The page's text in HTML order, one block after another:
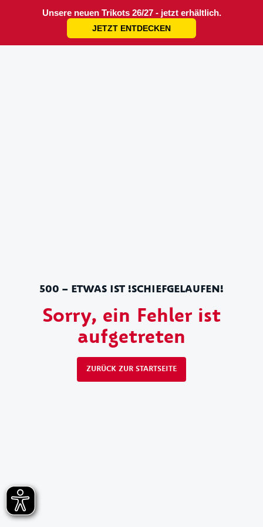
Unsere neuen Trikots 26/27 - jetzt erhältlich.
JETZT ENTDECKEN
500 – ETWAS IST !SCHIEFGELAUFEN!
Sorry, ein Fehler ist
aufgetreten
ZURÜCK ZUR STARTSEITE